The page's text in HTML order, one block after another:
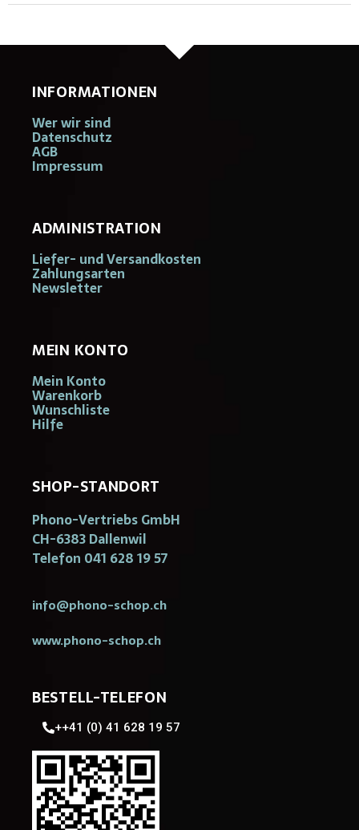
INFORMATIONEN
Wer wir sind
Datenschutz
AGB
Impressum
ADMINISTRATION
Liefer- und Versandkosten
Zahlungsarten
Newsletter
MEIN KONTO
Mein Konto
Warenkorb
Wunschliste
Hilfe
SHOP-STANDORT
Phono-Vertriebs GmbH
CH-6383 Dallenwil
Telefon 041 628 19 57
info@phono-schop.ch
www.phono-schop.ch
BESTELL-TELEFON
++41 (0) 41 628 19 57